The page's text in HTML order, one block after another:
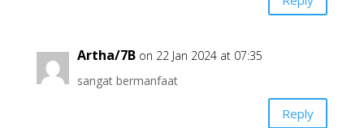
Artha/7B on 22 Jan 2024 at 07:35
sangat bermanfaat
Reply